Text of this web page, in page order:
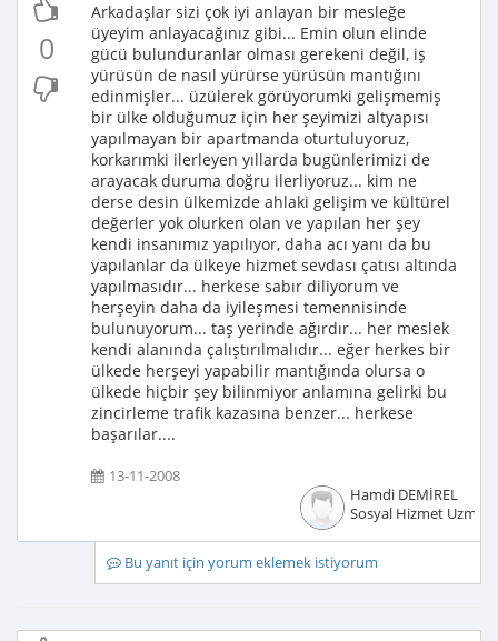
0
Arkadaşlar sizi çok iyi anlayan bir mesleğe
üyeyim anlayacağınız gibi... Emin olun elinde
gücü bulunduranlar olması gerekeni değil, iş
yürüsün de nasıl yürürse yürüsün mantığını
edinmişler... üzülerek görüyorumki gelişmemiş
bir ülke olduğumuz için her şeyimizi altyapısı
yapılmayan bir apartmanda oturtuluyoruz,
korkarımki ilerleyen yıllarda bugünlerimizi de
arayacak duruma doğru ilerliyoruz... kim ne
derse desin ülkemizde ahlaki gelişim ve kültürel
değerler yok olurken olan ve yapılan her şey
kendi insanımız yapılıyor, daha acı yanı da bu
yapılanlar da ülkeye hizmet sevdası çatısı altında
yapılmasıdır... herkese sabır diliyorum ve
herşeyin daha da iyileşmesi temennisinde
bulunuyorum... taş yerinde ağırdır... her meslek
kendi alanında çalıştırılmalıdır... eğer herkes bir
ülkede herşeyi yapabilir mantığında olursa o
ülkede hiçbir şey bilinmiyor anlamına gelirki bu
zincirleme trafik kazasına benzer... herkese
başarılar....
13-11-2008
Hamdi DEMİREL
Sosyal Hizmet Uzmanı
Bu yanıt için yorum eklemek istiyorum